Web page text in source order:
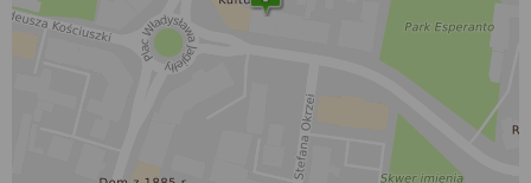
Więcej informacji na temat wykorzystywania
narzędzi zewnętrznych w naszym serwisie
znajdziesz wRegulaminie Serwisu